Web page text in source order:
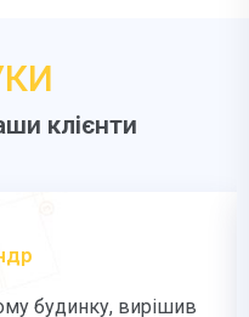
клієнти
будинку, вирішив